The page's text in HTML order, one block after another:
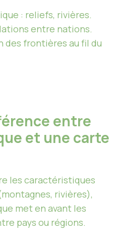
: reliefs, rivières.
entre nations.
des frontières au fil du
entre
et une carte
les caractéristiques
rivières),
met en avant les
pays ou régions.